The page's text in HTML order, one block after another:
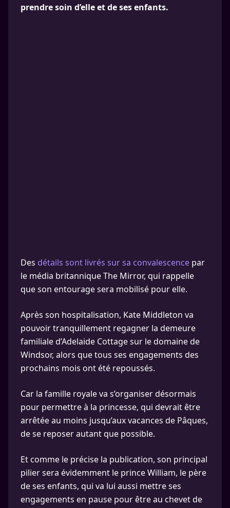
prendre soin d’elle et de ses enfants.
Des détails sont livrés sur sa convalescence par
le média britannique The Mirror, qui rappelle
que son entourage sera mobilisé pour elle.
Après son hospitalisation, Kate Middleton va
pouvoir tranquillement regagner la demeure
familiale d’Adelaide Cottage sur le domaine de
Windsor, alors que tous ses engagements des
prochains mois ont été repoussés.
Car la famille royale va s’organiser désormais
pour permettre à la princesse, qui devrait être
arrêtée au moins jusqu’aux vacances de Pâques,
de se reposer autant que possible.
Et comme le précise la publication, son principal
pilier sera évidemment le prince William, le père
de ses enfants, qui va lui aussi mettre ses
engagements en pause pour être au chevet de